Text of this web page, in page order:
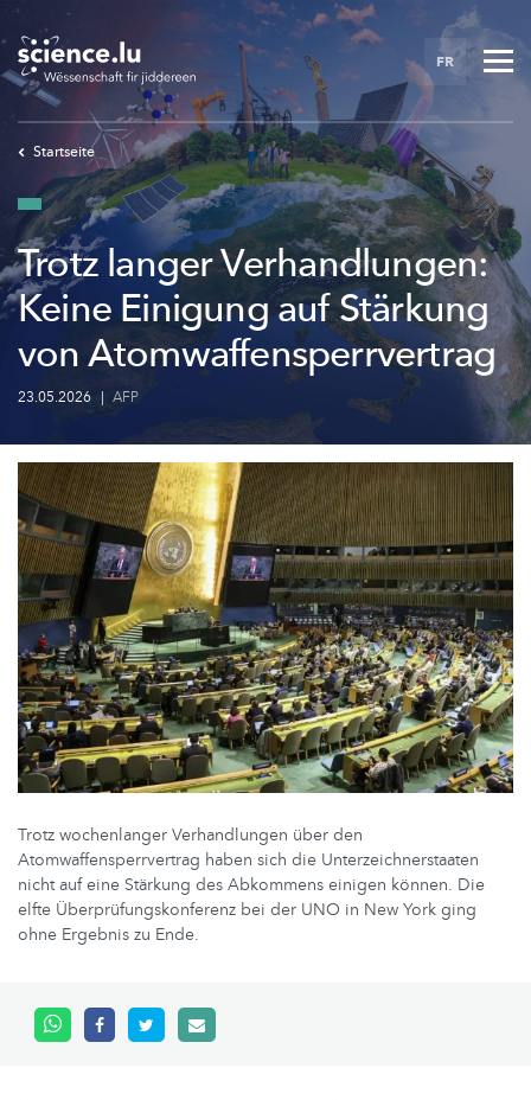
Skip
to
main
content
FR
Startseite
Trotz langer Verhandlungen:
Keine Einigung auf Stärkung
von Atomwaffensperrvertrag
23.05.2026 | AFP
Trotz wochenlanger Verhandlungen über den
Atomwaffensperrvertrag haben sich die Unterzeichnerstaaten
nicht auf eine Stärkung des Abkommens einigen können. Die
elfte Überprüfungskonferenz bei der UNO in New York ging
ohne Ergebnis zu Ende.